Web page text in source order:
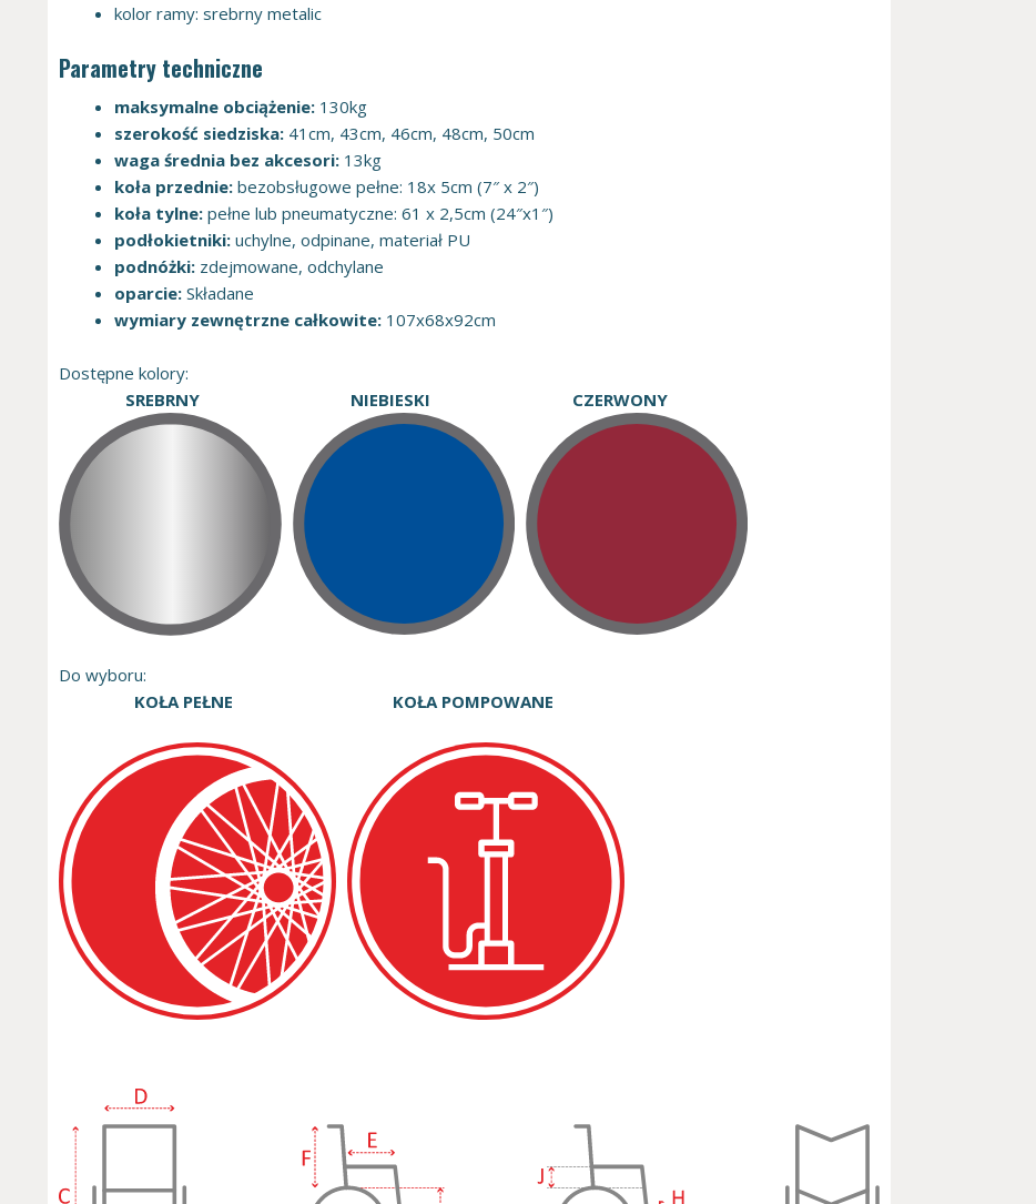
kolor ramy: srebrny metalic
Parametry techniczne
maksymalne obciążenie:130kg
szerokość siedziska:41cm, 43cm, 46cm, 48cm, 50cm
waga średnia bez akcesori:13kg
koła przednie:bezobsługowe pełne: 18x 5cm (7″ x 2″)
koła tylne:pełne lub pneumatyczne: 61 x 2,5cm (24″x1″)
podłokietniki:uchylne, odpinane, materiał PU
podnóżki:zdejmowane, odchylane
oparcie:Składane
wymiary zewnętrzne całkowite:107x68x92cm
Dostępne kolory:
SREBRNY NIEBIESKI CZERWONY
Do wyboru:
KOŁA PEŁNE KOŁA POMPOWANE